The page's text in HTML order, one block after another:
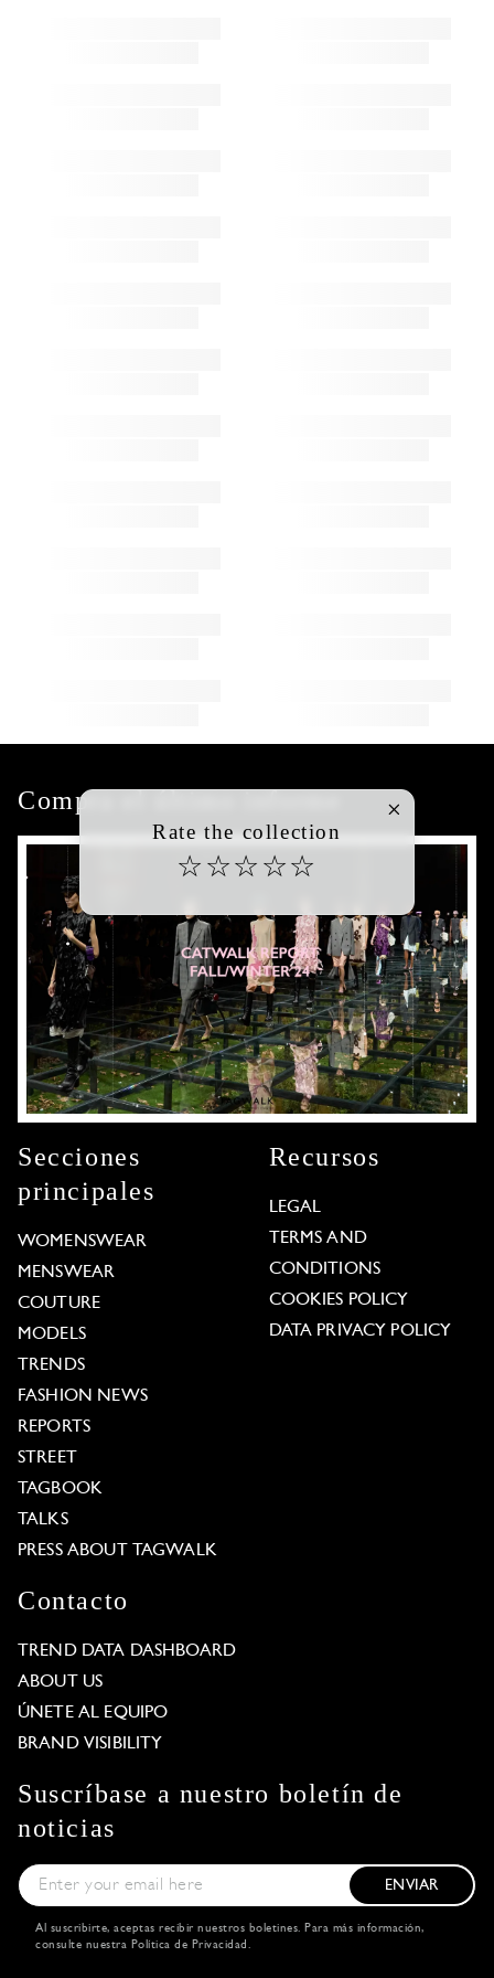
Rate the collection
☆ ☆☆ ☆☆
Compra el último informe
Secciones
principales
WOMENSWEAR
MENSWEAR
COUTURE
MODELS
TRENDS
FASHION NEWS
REPORTS
STREET
TAGBOOK
TALKS
PRESS ABOUT TAGWALK
Recursos
LEGAL
TERMS AND
CONDITIONS
COOKIES POLICY
DATA PRIVACY POLICY
Contacto
TREND DATA DASHBOARD
ABOUT US
ÚNETE AL EQUIPO
BRAND VISIBILITY
Suscríbase a nuestro boletín de
noticias
ENVIAR
Al suscribirte, aceptas recibir nuestros boletines. Para más información,
consulte nuestra Política de Privacidad .